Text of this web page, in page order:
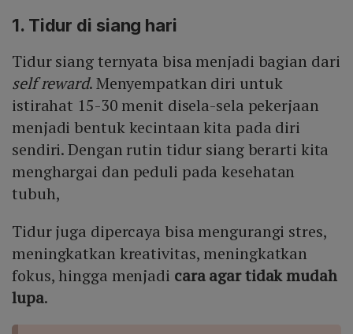
1. Tidur di siang hari
Tidur siang ternyata bisa menjadi bagian dari
self reward. Menyempatkan diri untuk
istirahat 15-30 menit disela-sela pekerjaan
menjadi bentuk kecintaan kita pada diri
sendiri. Dengan rutin tidur siang berarti kita
menghargai dan peduli pada kesehatan
tubuh,
Tidur juga dipercaya bisa mengurangi stres,
meningkatkan kreativitas, meningkatkan
fokus, hingga menjadi cara agar tidak mudah
lupa.